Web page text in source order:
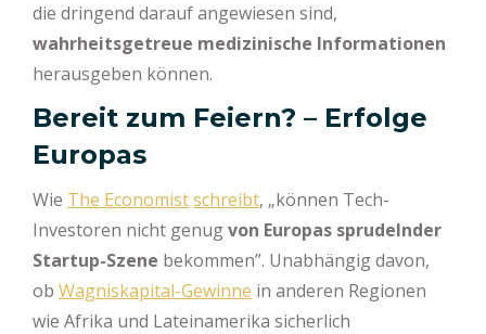
die dringend darauf angewiesen sind,
wahrheitsgetreue medizinische Informationen
herausgeben können.
Bereit zum Feiern? – Erfolge
Europas
Wie The Economistschreibt, „können Tech-
Investoren nicht genugvon Europas sprudelnder
Startup-Szene bekommen”. Unabhängig davon,
ob Wagniskapital-Gewinne in anderen Regionen
wie Afrika und Lateinamerika sicherlich